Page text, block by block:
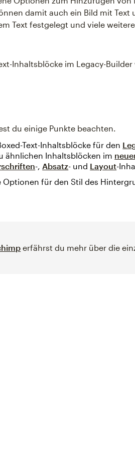
damit auch ein Bild mit Text
Text festgelegt und viele weitere
Inhaltsblöcke im Legacy-
du einige Punkte beachten.
Text-Inhaltsblöcke für den
ähnlichen Inhaltsblöcken im
-, Absatz- und Layout-
für den Stil des
erfährst du mehr über die